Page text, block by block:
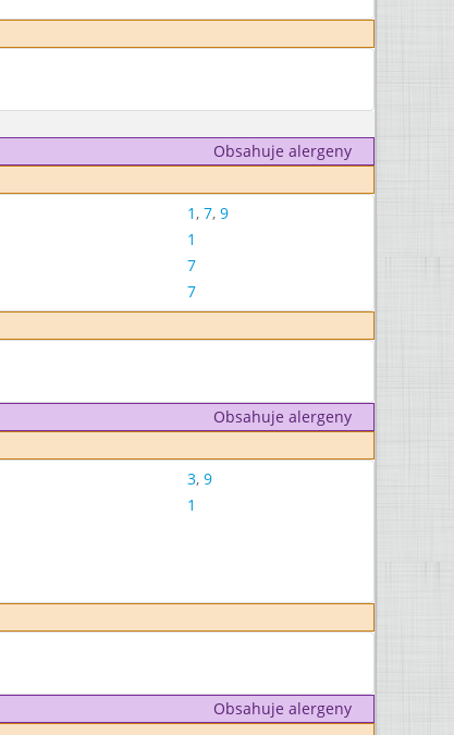
Obsahuje alergeny
1, 7, 9
1
7
7
Obsahuje alergeny
3, 9
1
Obsahuje alergeny